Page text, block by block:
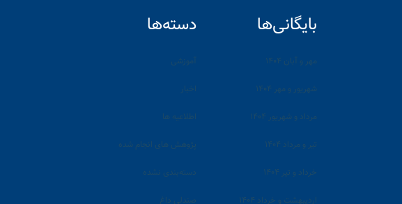
بایگانی‌ها
مهر و آبان ۱۴۰۴
شهریور و مهر ۱۴۰۴
مرداد و شهریور ۱۴۰۴
تیر و مرداد ۱۴۰۴
خرداد و تیر ۱۴۰۴
اردیبهشت و خرداد ۱۴۰۴
دسته‌ها
آموزشی
اخبار
اطلاعیه ها
پژوهش های انجام شده
دسته‌بندی نشده
صندلی داغ